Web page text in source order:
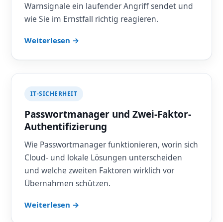
Warnsignale ein laufender Angriff sendet und
wie Sie im Ernstfall richtig reagieren.
Weiterlesen →
IT-SICHERHEIT
Passwortmanager und Zwei-Faktor-
Authentifizierung
Wie Passwortmanager funktionieren, worin sich
Cloud- und lokale Lösungen unterscheiden
und welche zweiten Faktoren wirklich vor
Übernahmen schützen.
Weiterlesen →